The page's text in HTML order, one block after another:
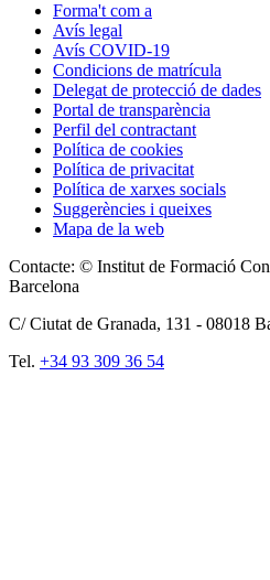
Forma't com a
Avís legal
Avís COVID-19
Condicions de matrícula
Delegat de protecció de dades
Portal de transparència
Perfil del contractant
Política de cookies
Política de privacitat
Política de xarxes socials
Suggerències i queixes
Mapa de la web
Contacte: © Institut de Formació
Barcelona
C/ Ciutat de Granada, 131 - 08018
Tel. +34 93 309 36 54